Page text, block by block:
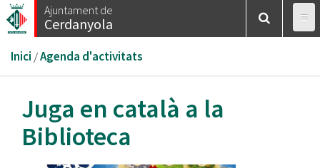
Vés
al
Ajuntament de
Cerdanyola
Esteu
aquí
Inici /Agenda d'activitats
Juga en català a la
Biblioteca